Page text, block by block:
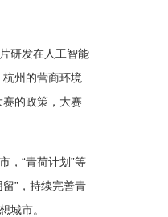
研发在人工智能
州的营商环境
的政策，大赛
，“青荷计划”等
”，持续完善青
城市。